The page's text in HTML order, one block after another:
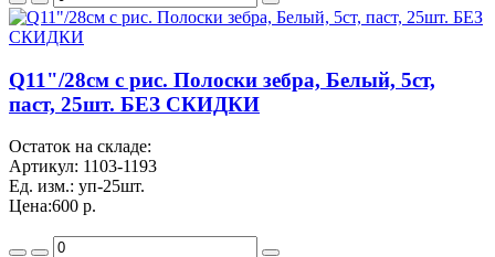
Q11"/28см с рис. Полоски зебра, Белый, 5ст,
паст, 25шт. БЕЗ СКИДКИ
Остаток на складе:
Артикул: 1103-1193
Ед. изм.: уп-25шт.
Цена:600 р.